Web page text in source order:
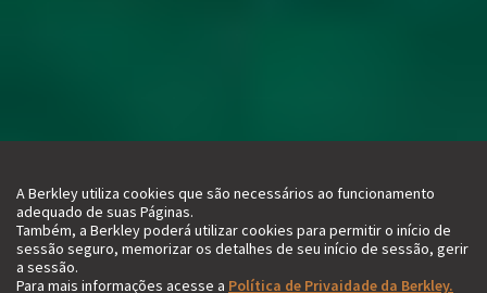
A Berkley utiliza cookies que são necessários ao funcionamento
adequado de suas Páginas.
Também, a Berkley poderá utilizar cookies para permitir o início de
sessão seguro, memorizar os detalhes de seu início de sessão, gerir
a sessão.
Para mais informações acesse a Política de Privaidade da Berkley.